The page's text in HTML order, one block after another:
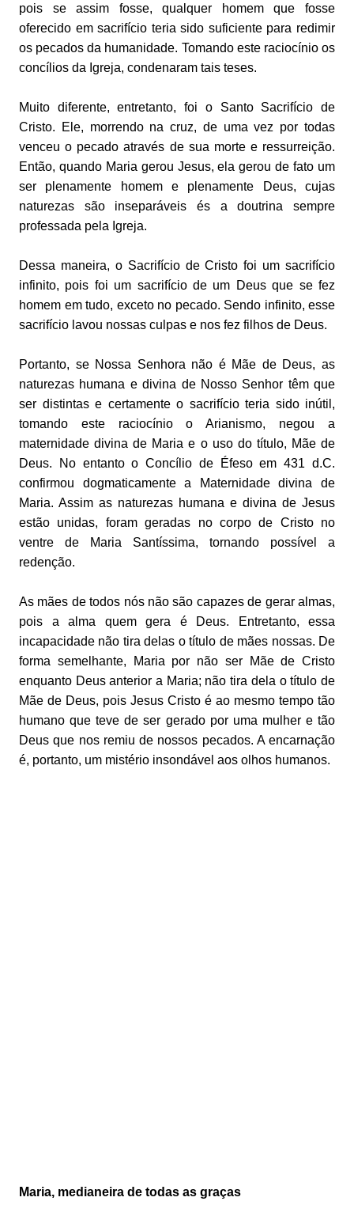
pois se assim fosse, qualquer homem que fosse
oferecido em sacrifício teria sido suficiente para redimir
os pecados da humanidade. Tomando este raciocínio os
concílios da Igreja, condenaram tais teses.
Muito diferente, entretanto, foi o Santo Sacrifício de
Cristo. Ele, morrendo na cruz, de uma vez por todas
venceu o pecado através de sua morte e ressurreição.
Então, quando Maria gerou Jesus, ela gerou de fato um
ser plenamente homem e plenamente Deus, cujas
naturezas são inseparáveis és a doutrina sempre
professada pela Igreja.
Dessa maneira, o Sacrifício de Cristo foi um sacrifício
infinito, pois foi um sacrifício de um Deus que se fez
homem em tudo, exceto no pecado. Sendo infinito, esse
sacrifício lavou nossas culpas e nos fez filhos de Deus.
Portanto, se Nossa Senhora não é Mãe de Deus, as
naturezas humana e divina de Nosso Senhor têm que
ser distintas e certamente o sacrifício teria sido inútil,
tomando este raciocínio o Arianismo, negou a
maternidade divina de Maria e o uso do título, Mãe de
Deus. No entanto o Concílio de Éfeso em 431 d.C.
confirmou dogmaticamente a Maternidade divina de
Maria. Assim as naturezas humana e divina de Jesus
estão unidas, foram geradas no corpo de Cristo no
ventre de Maria Santíssima, tornando possível a
redenção.
As mães de todos nós não são capazes de gerar almas,
pois a alma quem gera é Deus. Entretanto, essa
incapacidade não tira delas o título de mães nossas. De
forma semelhante, Maria por não ser Mãe de Cristo
enquanto Deus anterior a Maria; não tira dela o título de
Mãe de Deus, pois Jesus Cristo é ao mesmo tempo tão
humano que teve de ser gerado por uma mulher e tão
Deus que nos remiu de nossos pecados. A encarnação
é, portanto, um mistério insondável aos olhos humanos.
Maria, medianeira de todas as graças